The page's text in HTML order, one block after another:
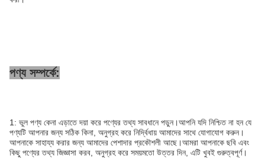
পণ্য সম্পর্কে:
1: ভুল পণ্য কেনা এড়াতে দয়া করে পণ্যের তথ্য সাবধানে পড়ুন।আপনি যদি নিশ্চিত না হন যে
পণ্যটি আপনার জন্য সঠিক কিনা, অনুগ্রহ করে নির্দ্বিধায় আমাদের সাথে যোগাযোগ করুন।
আপনাকে সাহায্য করার জন্য আমাদের পেশাদার প্রকৌশলী আছে।আমরা আপনাকে ছবি এবং
কিছু পণ্যের তথ্য জিজ্ঞাসা করব, অনুগ্রহ করে সময়মতো উত্তর দিন, এটি খুবই গুরুত্বপূর্ণ।